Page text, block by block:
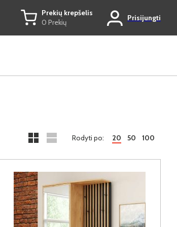
Prekių krepšelis
0 Prekių
Prisijungti
Rodyti po: 20 50 100